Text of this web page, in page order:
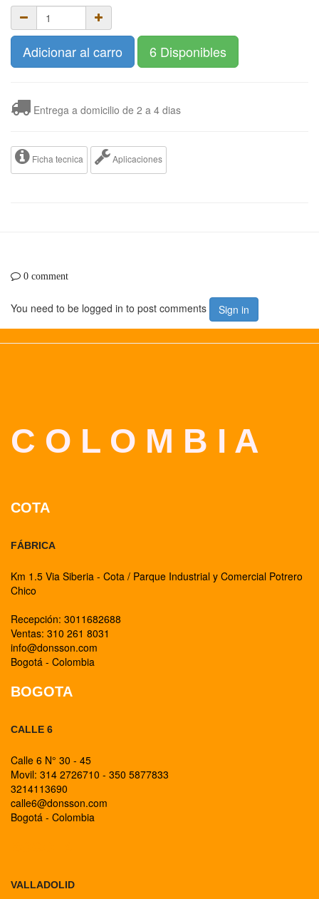
Adicionar al carro 6 Disponibles
Entrega a domicilio de 2 a 4 dias
Ficha tecnica Aplicaciones
0 comment
You need to be logged in to post comments Sign in
C O L O M B I A
COTA
FÁBRICA
Km 1.5 Via Siberia - Cota / Parque Industrial y Comercial Potrero
Chico
Recepción: 3011682688
Ventas: 310 261 8031
info@donsson.com
Bogotá - Colombia
BOGOTA
CALLE 6
Calle 6 N° 30 - 45
Movil: 314 2726710 - 350 5877833
3214113690
calle6@donsson.com
Bogotá - Colombia
VALLADOLID